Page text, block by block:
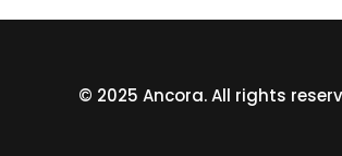
© 2025 Ancora. All rights